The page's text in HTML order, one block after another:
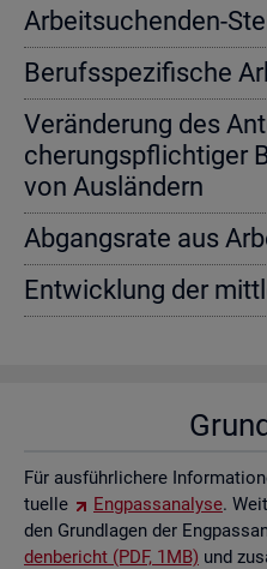
Ar­beit­su­chen­den-
Be­rufs­spe­zi­fi­sche
Ver­än­de­rung des
che­rungs­pflich­ti­ger
von Aus­län­dern
Ab­gangs­ra­te aus
Ent­wick­lung der
Für aus­führ­li­che­re
tu­el­le
Eng­pass­ana­ly­se.
den Grund­la­gen der
den­be­richt (PDF, 1MB) und